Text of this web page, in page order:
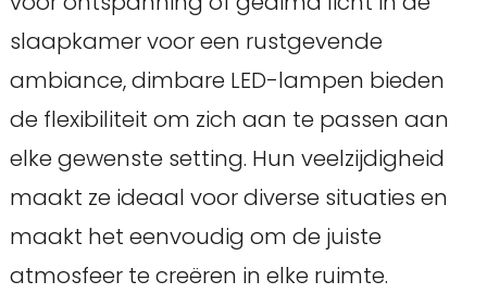
slaapkamer voor een rustgevende
ambiance, dimbare LED-lampen bieden
de flexibiliteit om zich aan te passen aan
elke gewenste setting. Hun veelzijdigheid
maakt ze ideaal voor diverse situaties en
maakt het eenvoudig om de juiste
atmosfeer te creëren in elke ruimte.